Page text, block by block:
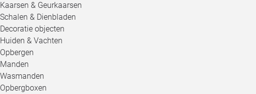
Kaarsen & Geurkaarsen
Schalen & Dienbladen
Decoratie objecten
Huiden & Vachten
Opbergen
Manden
Wasmanden
Opbergboxen